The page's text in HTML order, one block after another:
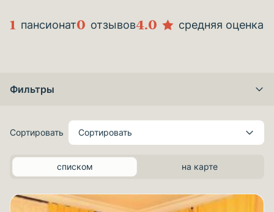
1 пансионат0 отзывов4.0 средняя оценка
Фильтры
Сортировать Сортировать
списком на карте